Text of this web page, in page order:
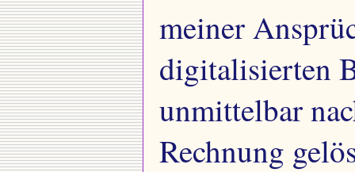
meiner
digitalisierten
unmittelbar
Rechnung